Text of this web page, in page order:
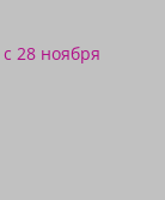
с 28 ноября